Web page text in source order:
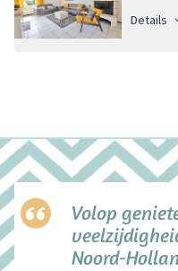
Details
Volop
Noord-